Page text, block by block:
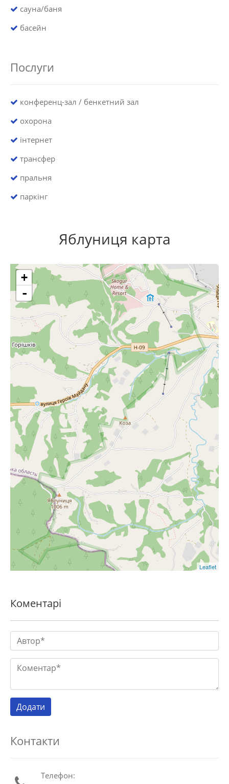
сауна/баня
басейн
Послуги
конференц-зал / бенкетний зал
охорона
інтернет
трансфер
пральня
паркінг
Яблуниця карта
+
-
Leaflet
Коментарі
Контакти
Телефон: